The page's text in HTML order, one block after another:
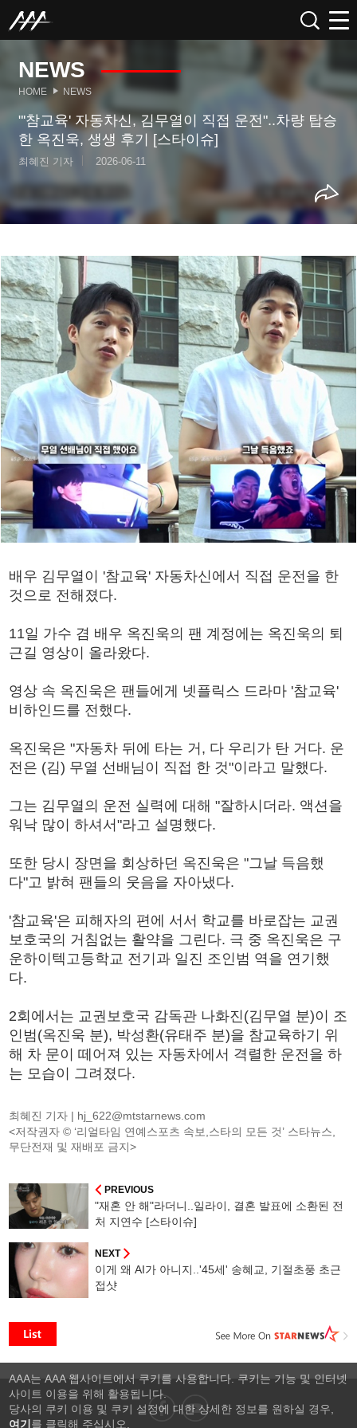
NEWS
HOME NEWS
"'참교육' 자동차신, 김무열이 직접 운전"..차량 탑승
한 옥진욱, 생생 후기 [스타이슈]
최혜진 기자 2026-06-11
배우 김무열이 '참교육' 자동차신에서 직접 운전을 한
것으로 전해졌다.
11일 가수 겸 배우 옥진욱의 팬 계정에는 옥진욱의 퇴
근길 영상이 올라왔다.
영상 속 옥진욱은 팬들에게 넷플릭스 드라마 '참교육'
비하인드를 전했다.
옥진욱은 "자동차 뒤에 타는 거, 다 우리가 탄 거다. 운
전은 (김) 무열 선배님이 직접 한 것"이라고 말했다.
그는 김무열의 운전 실력에 대해 "잘하시더라. 액션을
워낙 많이 하셔서"라고 설명했다.
또한 당시 장면을 회상하던 옥진욱은 "그날 득음했
다"고 밝혀 팬들의 웃음을 자아냈다.
'참교육'은 피해자의 편에 서서 학교를 바로잡는 교권
보호국의 거침없는 활약을 그린다. 극 중 옥진욱은 구
운하이텍고등학교 전기과 일진 조인범 역을 연기했
다.
2회에서는 교권보호국 감독관 나화진(김무열 분)이 조
인범(옥진욱 분), 박성환(유태주 분)을 참교육하기 위
해 차 문이 떼어져 있는 자동차에서 격렬한 운전을 하
는 모습이 그려졌다.
최혜진 기자 | hj_622@mtstarnews.com
<저작권자 © ‘리얼타임 연예스포츠 속보,스타의 모든 것’ 스타뉴스,
무단전재 및 재배포 금지>
PREVIOUS
"재혼 안 해"라더니..일라이, 결혼 발표에 소환된 전
처 지연수 [스타이슈]
NEXT
이게 왜 AI가 아니지..'45세' 송혜교, 기절초풍 초근
접샷
AAA는 AAA 웹사이트에서 쿠키를 사용합니다. 쿠키는 기능 및 인터넷
사이트 이용을 위해 활용됩니다.
당사의 쿠키 이용 및 쿠키 설정에 대한 상세한 정보를 원하실 경우,
여기 를 클릭해 주십시오.